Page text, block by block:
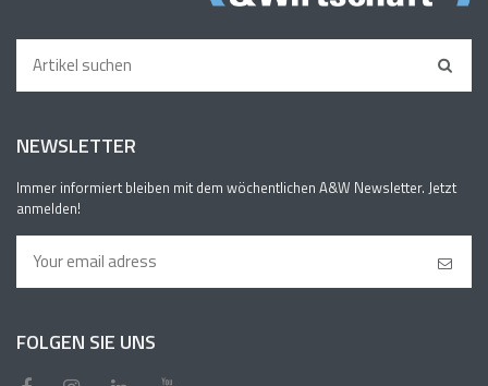
NEWSLETTER
Immer informiert bleiben mit dem wöchentlichen A&W Newsletter. Jetzt
anmelden!
FOLGEN SIE UNS